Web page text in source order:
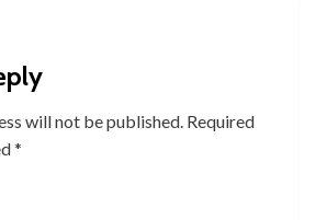
will not be published. Required
*